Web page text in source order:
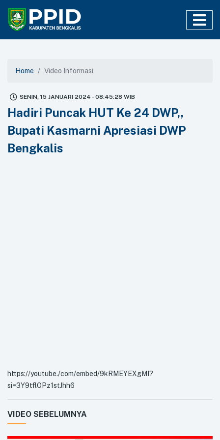
Home Video Informasi
SENIN, 15 JANUARI 2024 - 08:45:28 WIB
Hadiri Puncak HUT Ke 24 DWP,,
Bupati Kasmarni Apresiasi DWP
Bengkalis
https://youtube./com/embed/9kRMEYEXgMI?
si=3Y9tflOPz1stJhh6
VIDEO SEBELUMNYA